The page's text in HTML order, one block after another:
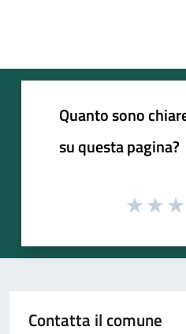
Quanto sono
su questa pagina?
Contatta il comune